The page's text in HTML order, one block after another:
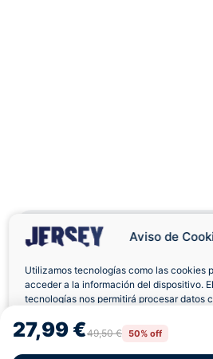
Aviso de
Utilizamos tecnologías como las cookies
acceder a la información del dispositivo.
tecnologías nos permitirá procesar datos
retirar el consentimiento, puede afectar
características y funciones.
Rechazar
27,99 €49,50 € 50% off
Envíos a Domicilio